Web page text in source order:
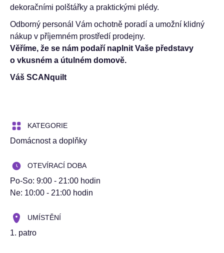
dekoračními polštářky a praktickými plédy.
Odborný personál Vám ochotně poradí a umožní klidný
nákup v příjemném prostředí prodejny.
Věříme, že se nám podaří naplnit Vaše představy
o vkusném a útulném domově.
Váš SCANquilt
KATEGORIE
Domácnost a doplňky
OTEVÍRACÍ DOBA
Po-So: 9:00 - 21:00 hodin
Ne: 10:00 - 21:00 hodin
UMÍSTĚNÍ
1. patro